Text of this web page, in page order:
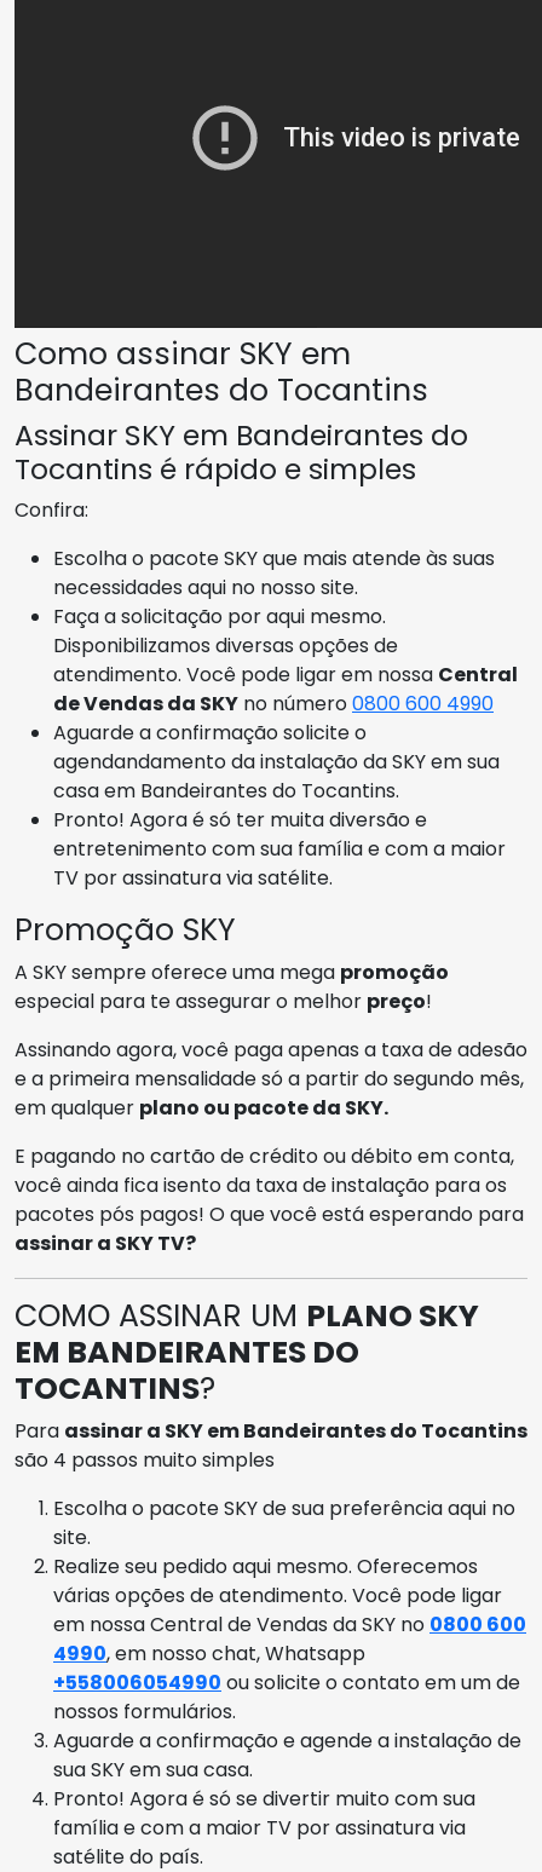
Como assinar SKY em
Bandeirantes do Tocantins
Assinar SKY em Bandeirantes do
Tocantins é rápido e simples
Confira:
Escolha o pacote SKY que mais atende às suas
necessidades aqui no nosso site.
Faça a solicitação por aqui mesmo.
Disponibilizamos diversas opções de
atendimento. Você pode ligar em nossa Central
de Vendas da SKY no número0800 600 4990
Aguarde a confirmação solicite o
agendandamento da instalação da SKY em sua
casa em Bandeirantes do Tocantins.
Pronto! Agora é só ter muita diversão e
entretenimento com sua família e com a maior
TV por assinatura via satélite.
Promoção SKY
A SKY sempre oferece uma mega promoção
especial para te assegurar o melhor preço!
Assinando agora, você paga apenas a taxa de adesão
e a primeira mensalidade só a partir do segundo mês,
em qualquer plano ou pacote da SKY.
E pagando no cartão de crédito ou débito em conta,
você ainda fica isento da taxa de instalação para os
pacotes pós pagos! O que você está esperando para
assinar a SKY TV?
COMO ASSINAR UM PLANO SKY
EM BANDEIRANTES DO
TOCANTINS?
Para assinar a SKY em Bandeirantes do Tocantins
são 4 passos muito simples
Escolha o pacote SKY de sua preferência aqui no
site.
Realize seu pedido aqui mesmo. Oferecemos
várias opções de atendimento. Você pode ligar
em nossa Central de Vendas da SKY no 0800 600
4990, em nosso chat, Whatsapp
+558006054990 ou solicite o contato em um de
nossos formulários.
Aguarde a confirmação e agende a instalação de
sua SKY em sua casa.
Pronto! Agora é só se divertir muito com sua
família e com a maior TV por assinatura via
satélite do país.